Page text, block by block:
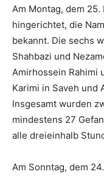
Am Montag, dem
hingerichtet, die
bekannt. Die sechs
Shahbazi und
Amirhossein Rahimi
Karimi in Saveh und
Insgesamt wurden
mindestens 27
alle dreieinhalb
Am Sonntag, dem